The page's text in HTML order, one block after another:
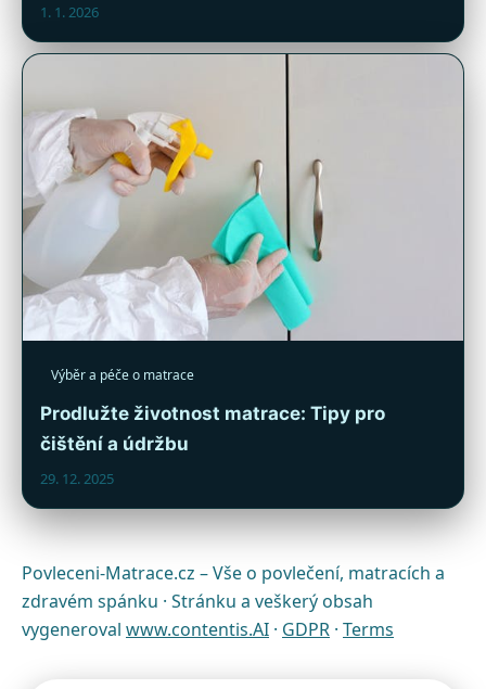
1. 1. 2026
Výběr a péče o matrace
Prodlužte životnost matrace: Tipy pro
čištění a údržbu
29. 12. 2025
Povleceni-Matrace.cz – Vše o povlečení, matracích a
zdravém spánku · Stránku a veškerý obsah
vygeneroval www.contentis.AI · GDPR · Terms